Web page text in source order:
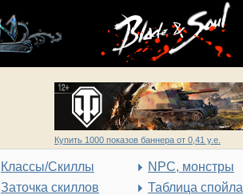
Купить 1000 показов баннера от 0,41 у.е.
Классы/Скиллы
Заточка скиллов
NPC, монстры
Таблица спойла